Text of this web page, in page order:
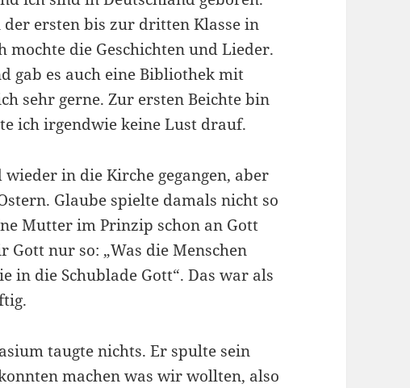
ersten bis zur dritten Klasse in
die Geschichten und Lieder.
gab es auch eine Bibliothek mit
sehr gerne. Zur ersten Beichte bin
ich irgendwie keine Lust drauf.
in die Kirche gegangen, aber
Glaube spielte damals nicht so
Mutter im Prinzip schon an Gott
nur so: „Was die Menschen
in die Schublade Gott“. Das war als
taugte nichts. Er spulte sein
machen was wir wollten, also